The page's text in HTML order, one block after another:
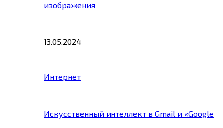
изображения
13.05.2024
Интернет
Искусственный интеллект в Gmail и «Google